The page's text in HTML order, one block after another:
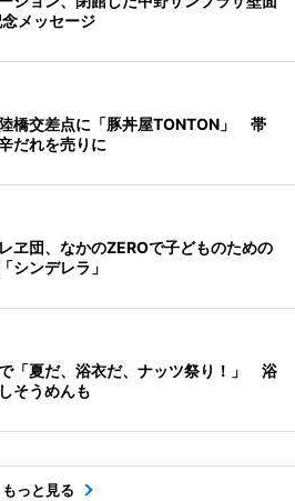
メッセージ
橋交差点に「豚丼屋TONTON」 帯
だれを売りに
ヱ団、なかのZEROで子どものための
シンデレラ」
「夏だ、浴衣だ、ナッツ祭り！」 浴
そうめんも
もっと見る